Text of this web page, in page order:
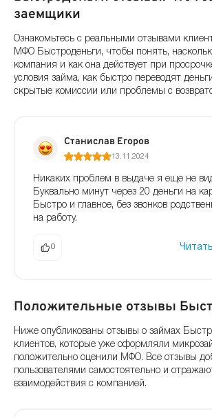
заемщики
Ознакомьтесь с реальными отзывами
МФО Быстроденьги, чтобы понять,
компания и как она действует при
условия займа, как быстро переводят
скрытые комиссии или проблемы с
Станислав Егоров
13.11.2024
Никаких проблем в выдаче я еще не
Буквально минут через 20 деньги на
Быстро и главное, без звонков
на работу.
0
Положительные отзывы
Ниже опубликованы отзывы о займах
клиентов, которые уже оформляли
положительно оценили МФО. Все отзывы
пользователями самостоятельно и
взаимодействия с компанией.